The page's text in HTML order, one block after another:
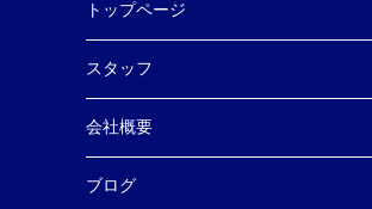
トップページ
スタッフ
会社概要
ブログ